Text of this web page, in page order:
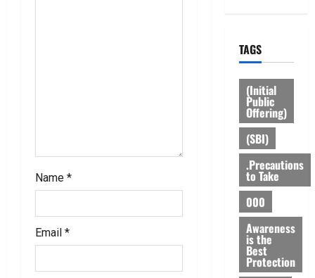
n
Name *
Email *
TAGS
(Initial
Public
Offering)
(SBI)
.Precautions
to Take
000
Awareness
is the
Best
Protection